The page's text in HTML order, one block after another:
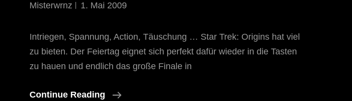
Misterwrnz 1. Mai 2009
Intriegen, Spannung, Action, Täuschung … Star Trek: Origins hat viel
zu bieten. Der Feiertag eignet sich perfekt dafür wieder in die Tasten
zu hauen und endlich das große Finale in
Continue Reading
Tag